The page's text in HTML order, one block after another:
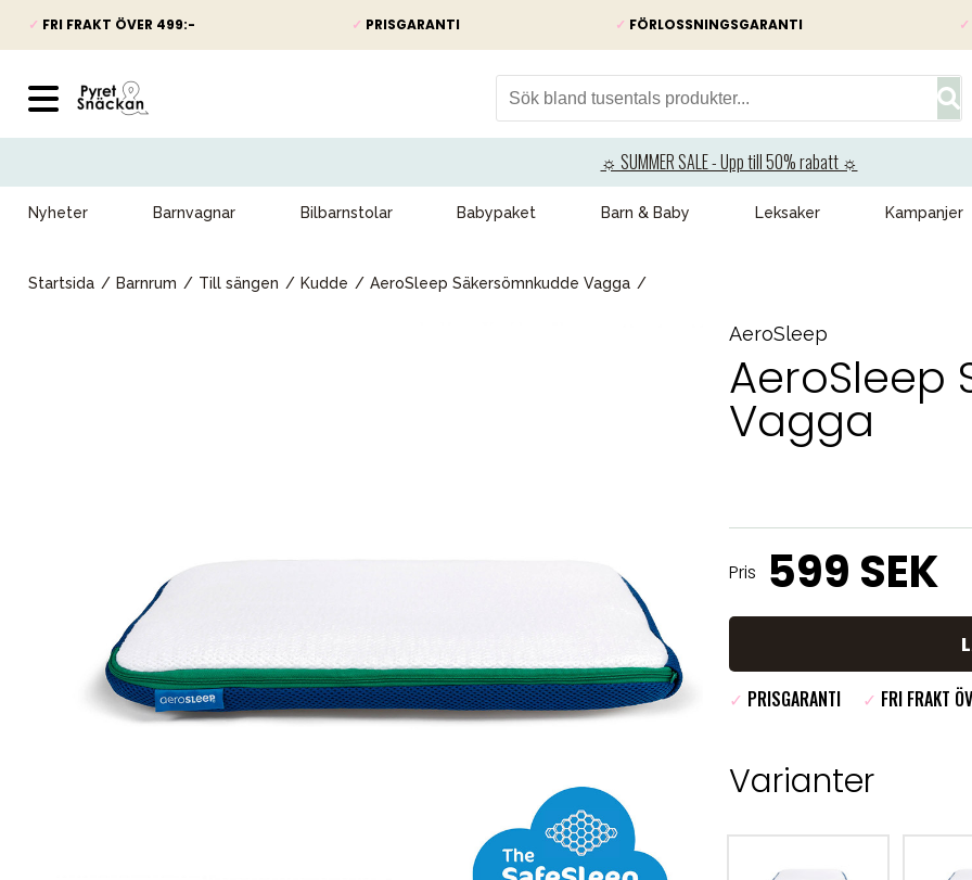
✓ FRI FRAKT ÖVER 499:- ✓ PRISGARANTI ✓ FÖRLOSSNINGSGARANTI ✓
☼ SUMMER SALE - Upp till 50% rabatt ☼
Nyheter Barnvagnar Bilbarnstolar Babypaket Barn & Baby Leksaker Kampanjer
Startsida Barnrum Till sängen Kudde AeroSleep Säkersömnkudde Vagga
AeroSleep
AeroSleep
Vagga
Pris 599 SEK
✓ PRISGARANTI ✓ FRI FRAKT
Varianter